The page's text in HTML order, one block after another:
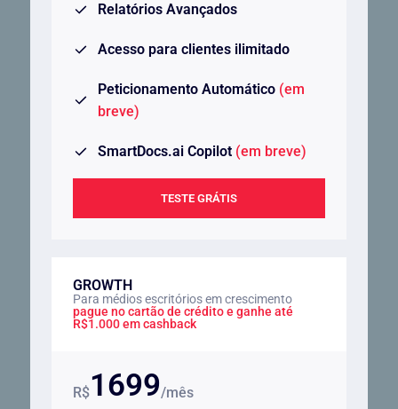
Relatórios Avançados
Acesso para clientes ilimitado
Peticionamento Automático (em
breve)
SmartDocs.ai Copilot (em breve)
TESTE GRÁTIS
GROWTH
Para médios escritórios em crescimento
pague no cartão de crédito e ganhe até
R$1.000 em cashback
R$1699/mês